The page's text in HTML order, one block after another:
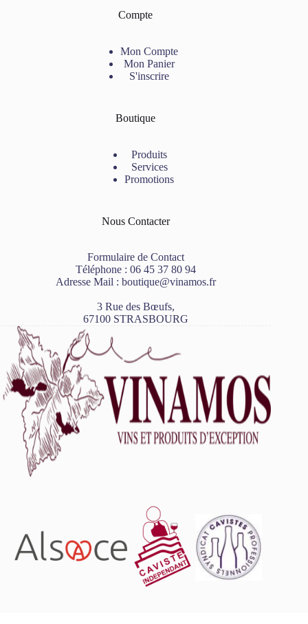
Compte
Mon Compte
Mon Panier
S'inscrire
Boutique
Produits
Services
Promotions
Nous Contacter
Formulaire de Contact
Téléphone : 06 45 37 80 94
Adresse Mail : boutique@vinamos.fr
3 Rue des Bœufs,
67100 STRASBOURG